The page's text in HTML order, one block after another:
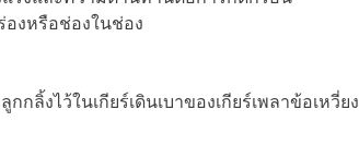
งหรือช่องในช่อง
ลิ้งไว้ในเกียร์เดินเบาของเกียร์เพลาข้อเหวี่ยง